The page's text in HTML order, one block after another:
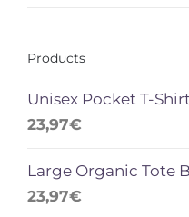
Products
Unisex Pocket T-
23,97€
Large Organic Tote
23,97€